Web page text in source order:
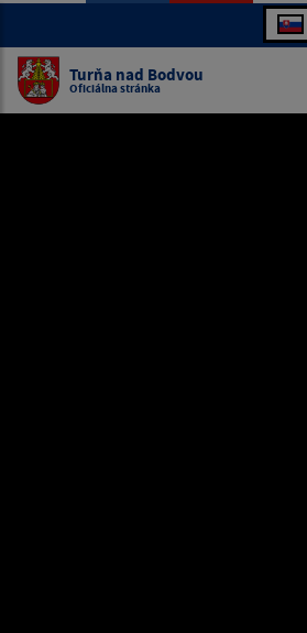
Turňa nad Bodvou
Oficiálna stránka